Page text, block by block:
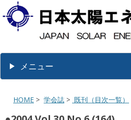
メニュー
HOME > 学会誌 > 既刊（目次一覧）